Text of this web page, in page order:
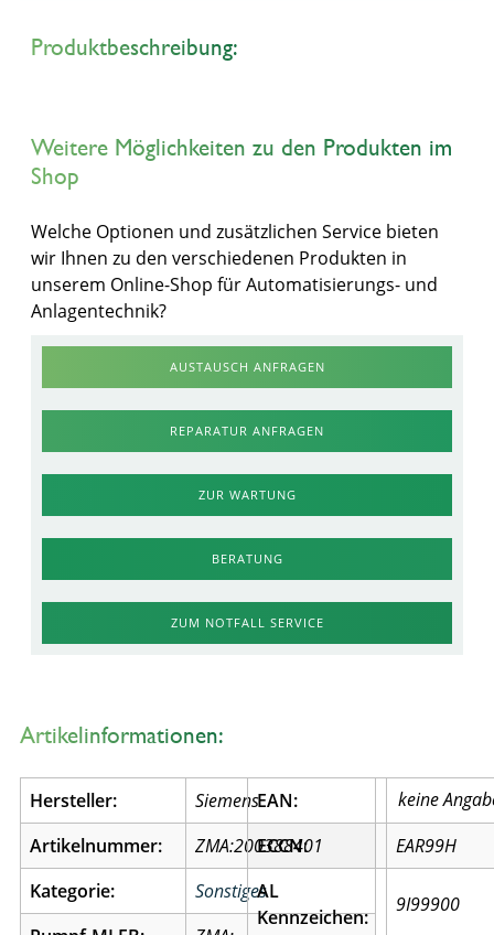
Produktbeschreibung:
Weitere Möglichkeiten zu den Produkten im
Shop
Welche Optionen und zusätzlichen Service bieten
wir Ihnen zu den verschiedenen Produkten in
unserem Online-Shop für Automatisierungs- und
Anlagentechnik?
AUSTAUSCH ANFRAGEN
REPARATUR ANFRAGEN
ZUR WARTUNG
BERATUNG
ZUM NOTFALL SERVICE
Artikelinformationen:
Hersteller:
Siemens
Artikelnummer:
ZMA:200388401
Kategorie:
Sonstiges
EAN:
ECCN:
EAR99H
AL
Kennzeichen:
9I99900